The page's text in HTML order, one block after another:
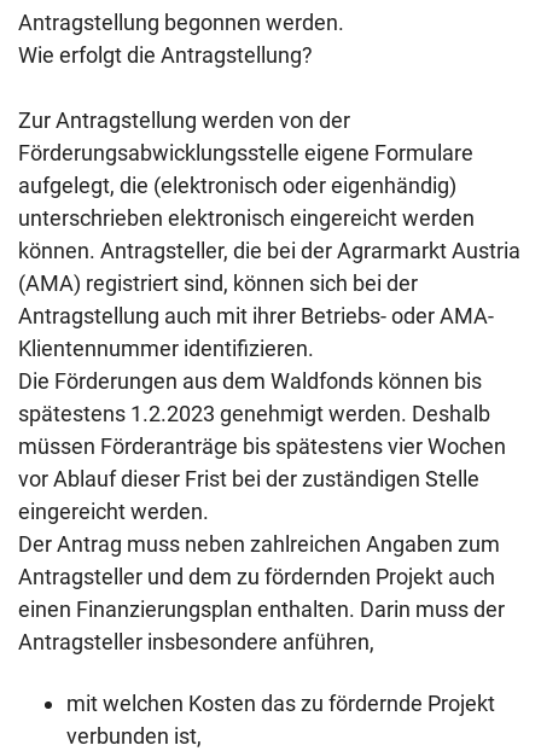
Antragstellung begonnen werden.
Wie erfolgt die Antragstellung?
Zur Antragstellung werden von der
Förderungsabwicklungsstelle eigene Formulare
aufgelegt, die (elektronisch oder eigenhändig)
unterschrieben elektronisch eingereicht werden
können. Antragsteller, die bei der Agrarmarkt Austria
(AMA) registriert sind, können sich bei der
Antragstellung auch mit ihrer Betriebs- oder AMA-
Klientennummer identifizieren.
Die Förderungen aus dem Waldfonds können bis
spätestens 1.2.2023 genehmigt werden. Deshalb
müssen Förderanträge bis spätestens vier Wochen
vor Ablauf dieser Frist bei der zuständigen Stelle
eingereicht werden.
Der Antrag muss neben zahlreichen Angaben zum
Antragsteller und dem zu fördernden Projekt auch
einen Finanzierungsplan enthalten. Darin muss der
Antragsteller insbesondere anführen,
mit welchen Kosten das zu fördernde Projekt
verbunden ist,